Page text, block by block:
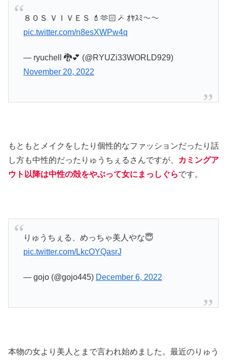
８０Ｓ ＶＩＶＥＳ 💄🫶🏻🪄 ｵﾔｽﾐ〜〜
pic.twitter.com/n8esXWPw4q
— ryuchell 🐉💕 (@RYUZi33WORLD929)
November 20, 2022
もともとメイクをしたり個性的なファッションだったり話
し方も中性的だったりゅうちぇるさんですが、 カミングア
ウト以降は中性の殻をやぶって女にまっしぐらです。
りゅうちぇる、めっちゃ美人やな😇
pic.twitter.com/LkcOYQasrJ
— gojo (@gojo445) December 6, 2022
本物の女より美人とまで言われ始めました。最近のりゅう